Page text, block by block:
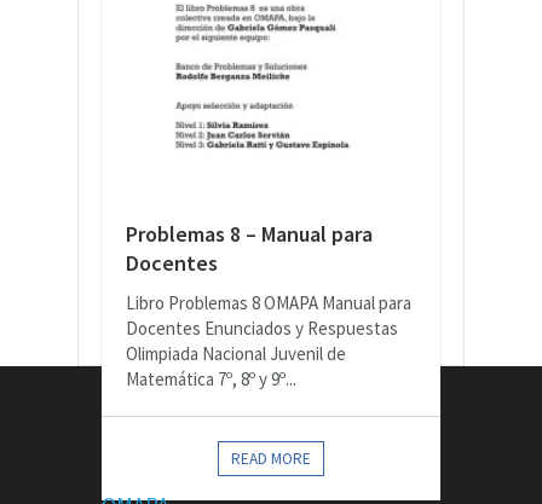
Problemas 8 – Manual para
Docentes
Libro Problemas 8 OMAPA Manual para
Docentes Enunciados y Respuestas
Olimpiada Nacional Juvenil de
Matemática 7º, 8º y 9º...
READ MORE